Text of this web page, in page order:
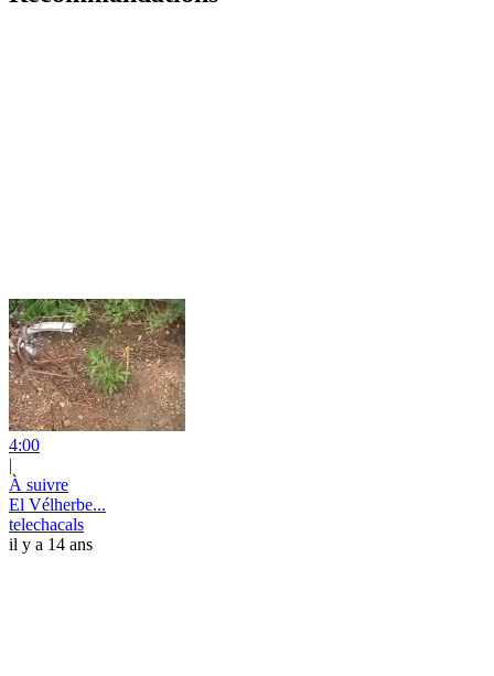
4:00
|
À suivre
El Vélherbe...
telechacals
il y a 14 ans